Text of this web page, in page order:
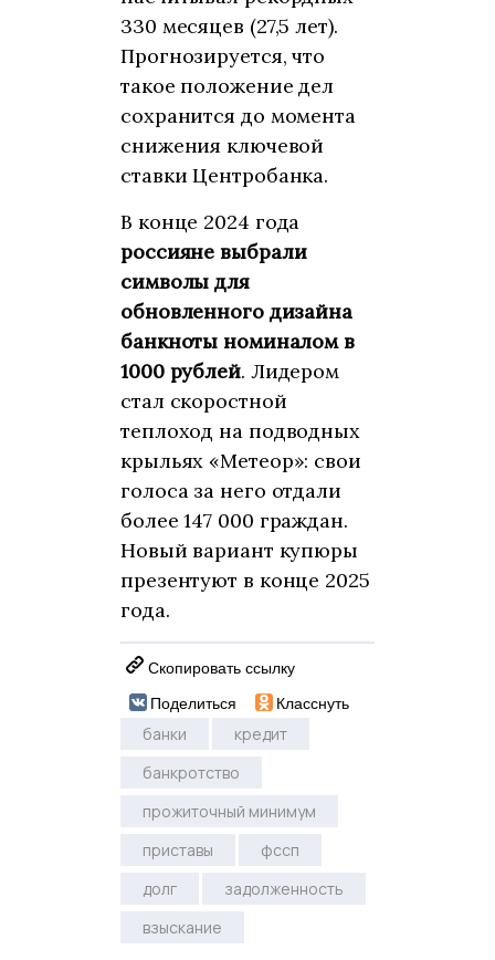
330 месяцев (27,5 лет).
Прогнозируется, что
такое положение дел
сохранится до момента
снижения ключевой
ставки Центробанка.
В конце 2024 года
россияне выбрали
символы для
обновленного дизайна
банкноты номиналом в
1000 рублей. Лидером
стал скоростной
теплоход на подводных
крыльях «Метеор»: свои
голоса за него отдали
более 147 000 граждан.
Новый вариант купюры
презентуют в конце 2025
года.
Скопировать ссылку
Поделиться
Класснуть
банки
кредит
банкротство
прожиточный минимум
приставы
фссп
долг
задолженность
взыскание